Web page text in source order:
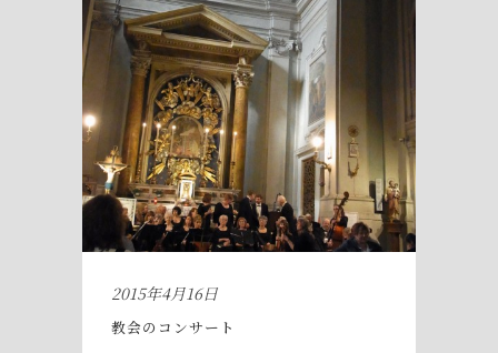
2015年4月16日
教会のコンサート